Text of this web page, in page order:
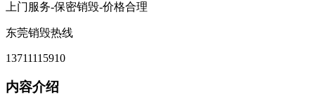
上门服务-保密销毁-价格合理
东莞销毁热线
13711115910
内容介绍